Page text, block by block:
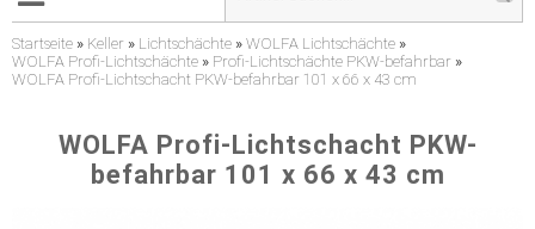
Startseite » Keller » Lichtschächte » WOLFA Lichtschächte »
WOLFA Profi-Lichtschächte » Profi-Lichtschächte PKW-befahrbar »
WOLFA Profi-Lichtschacht PKW-befahrbar 101 x 66 x 43 cm
WOLFA Profi-Lichtschacht PKW-
befahrbar 101 x 66 x 43 cm